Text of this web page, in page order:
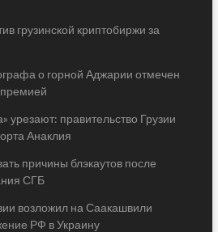
грузинской криптобиржи за
о горной Аджарии отмечен
урезают: правительство Грузии
Анаклия
причины блэкаутов после
СГБ
возложил на Саакашвили
РФ в Украину